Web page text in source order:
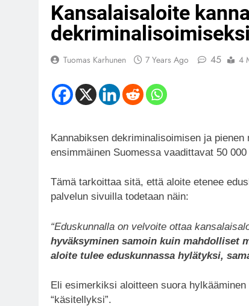
Kansalaisaloite
Tuomas Karhunen 7 Years Ago 45 4
Kannabiksen dekriminalisoimisen ja
ensimmäinen Suomessa vaadittavat 50
Tämä tarkoittaa sitä, että aloite etenee
palvelun sivuilla todetaan näin:
“Eduskunnalla on velvoite ottaa
hyväksyminen samoin kuin mahdolliset
aloite tulee eduskunnassa hylätyksi,
Eli esimerkiksi aloitteen suora
“käsitellyksi”.